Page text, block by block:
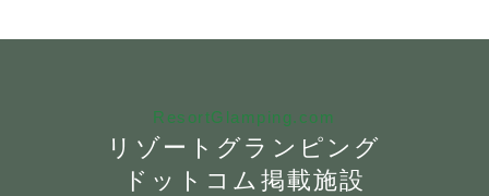
ResortGlamping.com
リゾートグランピング
ドットコム掲載施設